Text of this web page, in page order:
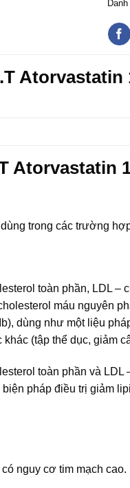
Atorvastatin
Atorvastatin
trong các trường
toàn phần, LDL
máu nguyên
dùng như một liệu
(tập thể dục, giảm
toàn phần và
pháp điều trị giảm
nguy cơ tim mạch cao.